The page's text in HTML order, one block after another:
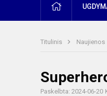
PRADŽIA
Titulinis Naujienos
Paskelbta: 2024-06-20